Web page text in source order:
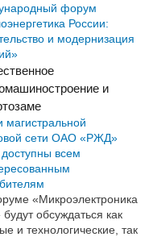
форум
России:
и модернизация
и
магистральной
сети ОАО «РЖД»
всем
«Микроэлектроника
обсуждаться как
и технологические, так